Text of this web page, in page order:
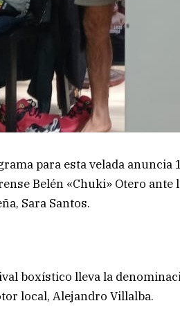
para esta velada
Belén «Chuki» Otero
Sara Santos.
boxístico lleva la
local, Alejandro Villalba.